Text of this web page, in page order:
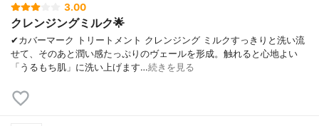
3.00
クレンジングミルク🌟
✔︎カバーマーク トリートメント クレンジング ミルクすっきりと洗い流
せて、そのあと潤い感たっぷりのヴェールを形成。触れると心地よい
「うるもち肌」に洗い上げます…続きを見る